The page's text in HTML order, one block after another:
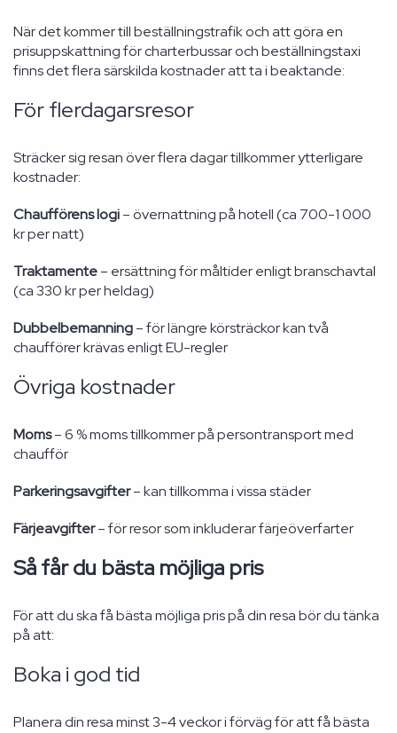
När det kommer till beställningstrafik och att göra en
prisuppskattning för charterbussar och beställningstaxi
finns det flera särskilda kostnader att ta i beaktande:
För flerdagarsresor
Sträcker sig resan över flera dagar tillkommer ytterligare
kostnader:
Chaufförens logi– övernattning på hotell (ca 700-1 000
kr per natt)
Traktamente– ersättning för måltider enligt branschavtal
(ca 330 kr per heldag)
Dubbelbemanning– för längre körsträckor kan två
chaufförer krävas enligt EU-regler
Övriga kostnader
Moms– 6 % moms tillkommer på persontransport med
chaufför
Parkeringsavgifter– kan tillkomma i vissa städer
Färjeavgifter– för resor som inkluderar färjeöverfarter
Så får du bästa möjliga pris
För att du ska få bästa möjliga pris på din resa bör du tänka
på att:
Boka i god tid
Planera din resa minst 3-4 veckor i förväg för att få bästa